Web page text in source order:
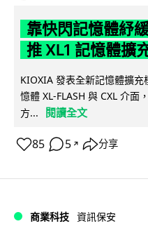
靠快閃記憶體紓
推 XL1 記憶體擴
KIOXIA 發表全新記憶體擴
憶體 XL-FLASH 與 CXL 介面
方...
閱讀全文
85 5 ↗ 分享
商業科技 資訊保安